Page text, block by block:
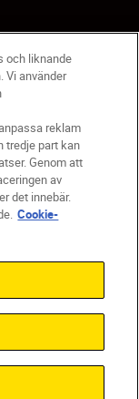
och liknande
Vi använder
reklam
tredje part kan
Genom att
av
det innebär.
Cookie-